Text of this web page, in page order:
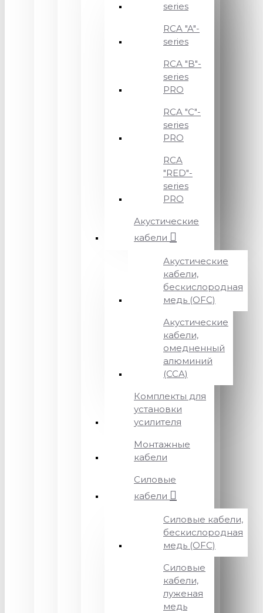
series
RCA "A"-
series
RCA "B"-
series
PRO
RCA "C"-
series
PRO
RCA
"RED"-
series
PRO
Акустические
кабели
Акустические
кабели,
бескислородная
медь (OFC)
Акустические
кабели,
омедненный
алюминий
(CCA)
Комплекты для
установки
усилителя
Монтажные
кабели
Силовые
кабели
Силовые кабели,
бескислородная
медь (OFC)
Силовые
кабели,
луженая
медь